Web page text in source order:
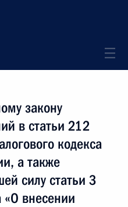
закону
в статьи 212
кодекса
а также
силу статьи 3
«О внесении